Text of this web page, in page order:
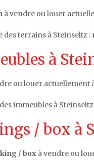
à vendre ou louer
des terrains à Steinseltz :
à
ou louer actuellement
immeubles à Steinseltz
/ box à
/ box à vendre ou